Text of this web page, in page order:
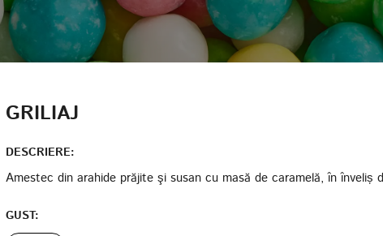
GRILIAJ
DESCRIERE:
Amestec din arahide prăjite şi susan cu masă de caramelă, în înveliș
GUST:
PAROLA
AUTENTIFICARE
CREAȚI UN CONT